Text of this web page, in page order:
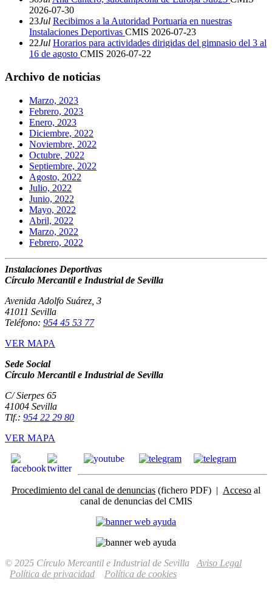
2026-07-30
23Jul Recibimos a la Autoridad Portuaria en nuestras
Instalaciones Deportivas CMIS 2026-07-23
22Jul Horarios para actividades dirigidas del gimnasio del 3 al
16 de agosto CMIS 2026-07-22
Archivo de noticias
Marzo, 2023
Febrero, 2023
Enero, 2023
Diciembre, 2022
Noviembre, 2022
Octubre, 2022
Septiembre, 2022
Agosto, 2022
Julio, 2022
Junio, 2022
Mayo, 2022
Abril, 2022
Marzo, 2022
Febrero, 2022
Instalaciones Deportivas
Círculo Mercantil e Industrial de Sevilla
Avenida Adolfo Suárez, 3
41011 Sevilla
Teléfono: 954 45 53 77
VER MAPA
Sede Social
Círculo Mercantil e Industrial de Sevilla
C/ Sierpes 65
41004 Sevilla
Tlf.: 954 22 29 80
VER MAPA
Procedimiento del canal de denuncias (fichero PDF) | Acceso al
canal de denuncias del CMIS
© 2025 Círculo Mercantil e Industrial de Sevilla Aviso Legal
Política de privacidad
Política de cookies